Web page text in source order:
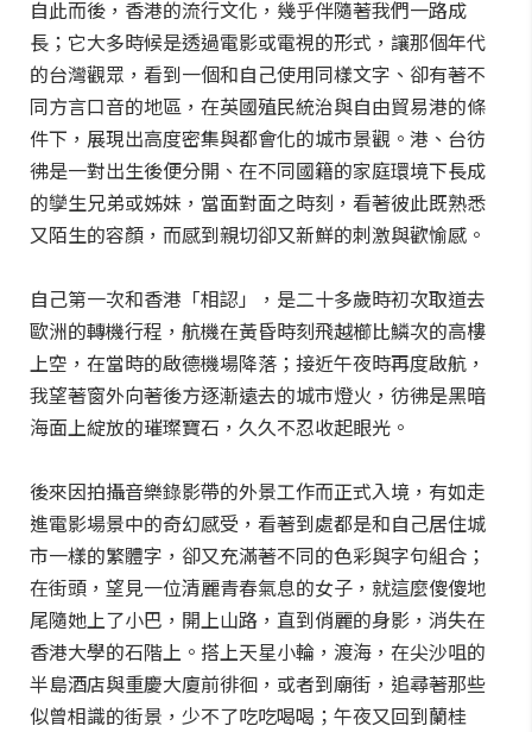
自此而後，香港的流行文化，幾乎伴隨著我們一路成
長；它大多時候是透過電影或電視的形式，讓那個年代
的台灣觀眾，看到一個和自己使用同樣文字、卻有著不
同方言口音的地區，在英國殖民統治與自由貿易港的條
件下，展現出高度密集與都會化的城市景觀。港、台彷
彿是一對出生後便分開、在不同國籍的家庭環境下長成
的孿生兄弟或姊妹，當面對面之時刻，看著彼此既熟悉
又陌生的容顏，而感到親切卻又新鮮的刺激與歡愉感。
自己第一次和香港「相認」，是二十多歲時初次取道去
歐洲的轉機行程，航機在黃昏時刻飛越櫛比鱗次的高樓
上空，在當時的啟德機場降落；接近午夜時再度啟航，
我望著窗外向著後方逐漸遠去的城市燈火，彷彿是黑暗
海面上綻放的璀璨寶石，久久不忍收起眼光。
後來因拍攝音樂錄影帶的外景工作而正式入境，有如走
進電影場景中的奇幻感受，看著到處都是和自己居住城
市一樣的繁體字，卻又充滿著不同的色彩與字句組合；
在街頭，望見一位清麗青春氣息的女子，就這麼傻傻地
尾隨她上了小巴，開上山路，直到俏麗的身影，消失在
香港大學的石階上。搭上天星小輪，渡海，在尖沙咀的
半島酒店與重慶大廈前徘徊，或者到廟街，追尋著那些
似曾相識的街景，少不了吃吃喝喝；午夜又回到蘭桂